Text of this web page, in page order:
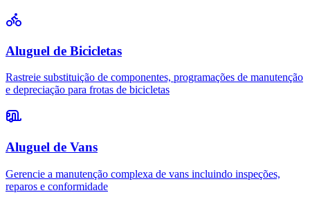
Aluguel de Bicicletas
Rastreie substituição de componentes, programações de manutenção
e depreciação para frotas de bicicletas
Aluguel de Vans
Gerencie a manutenção complexa de vans incluindo inspeções,
reparos e conformidade